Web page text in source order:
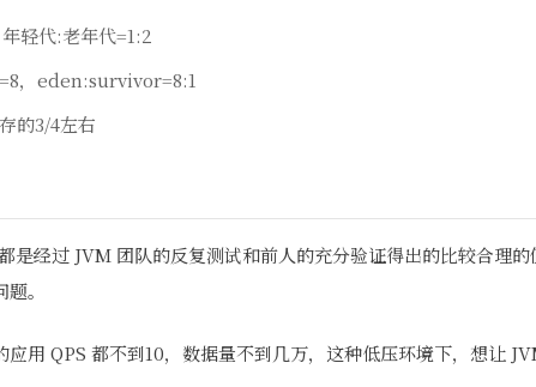
轻代:老年代=1:2
，eden:survivor=8:1
的3/4左右
是经过 JVM 团队的反复测试和前人的充分验证得出的比较合理
。
应用 QPS 都不到10，数据量不到几万，这种低压环境下，想让